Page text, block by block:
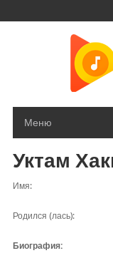
Меню
Уктам
Имя:
Родился (лась):
Биография: